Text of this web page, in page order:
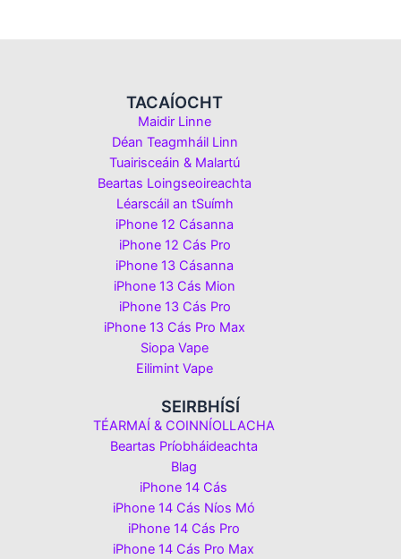
TACAÍOCHT
Maidir Linne
Déan Teagmháil Linn
Tuairisceáin & Malartú
Beartas Loingseoireachta
Léarscáil an tSuímh
iPhone 12 Cásanna
iPhone 12 Cás Pro
iPhone 13 Cásanna
iPhone 13 Cás Mion
iPhone 13 Cás Pro
iPhone 13 Cás Pro Max
Siopa Vape
Eilimint Vape
SEIRBHÍSÍ
TÉARMAÍ & COINNÍOLLACHA
Beartas Príobháideachta
Blag
iPhone 14 Cás
iPhone 14 Cás Níos Mó
iPhone 14 Cás Pro
iPhone 14 Cás Pro Max